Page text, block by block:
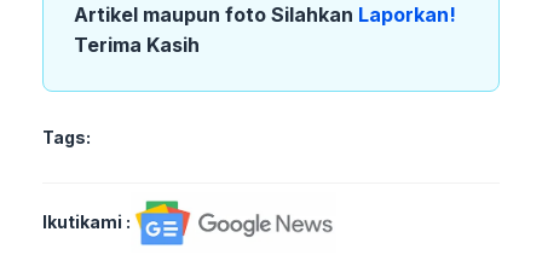
Artikel maupun foto Silahkan Laporkan!
Terima Kasih
Tags:
Ikutikami :